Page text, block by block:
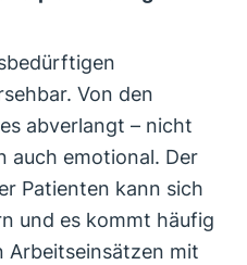
Von den
abverlangt – nicht
auch emotional. Der
Patienten kann sich
und es kommt häufig
Arbeitseinsätzen mit